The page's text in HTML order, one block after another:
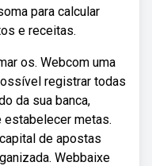
para calcular
e receitas.
os. Webcom uma
registrar todas
da sua banca,
metas.
de apostas
Webbaixe